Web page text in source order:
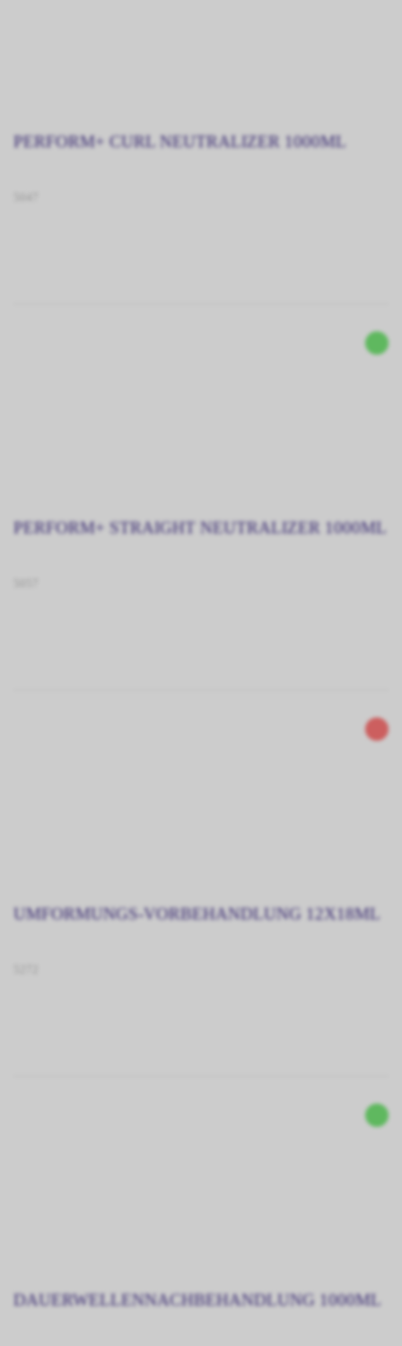
PERFORM+ CURL NEUTRALIZER 1000ML
PERFORM+ STRAIGHT NEUTRALIZER 1000ML
UMFORMUNGS-VORBEHANDLUNG 12X18ML
DAUERWELLENNACHBEHANDLUNG 1000ML